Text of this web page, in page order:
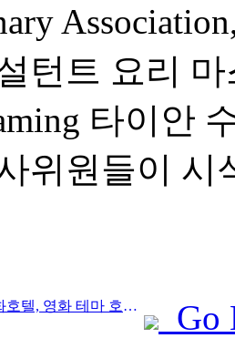
턴트 요리
타이안
위원들이 시
Prev:블록버스터 영화호텔, 영화 테마 호텔 분야의 선두주자로 새로운 도약
Go